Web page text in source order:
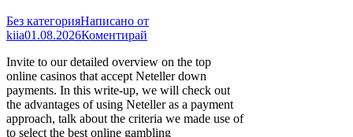
Без категорияНаписано от
kiia01.08.2026Коментирай
Invite to our detailed overview on the top
online casinos that accept Neteller down
payments. In this write-up, we will check out
the advantages of using Neteller as a payment
approach, talk about the criteria we made use of
to select the best online gambling